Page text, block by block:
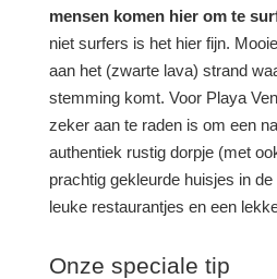
mensen komen hier om te
niet surfers is het hier fijn.
aan het (zwarte lava) strand
stemming komt. Voor Playa
zeker aan te raden is om een
authentiek rustig dorpje (met
prachtig gekleurde huisjes in
leuke restaurantjes en een
Onze speciale tip